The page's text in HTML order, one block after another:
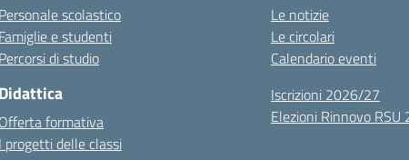
Personale scolastico
Famiglie e studenti
Percorsi di studio
Didattica
Offerta formativa
I progetti delle classi
Le notizie
Le circolari
Calendario eventi
Iscrizioni 2026/27
Elezioni Rinnovo RSU